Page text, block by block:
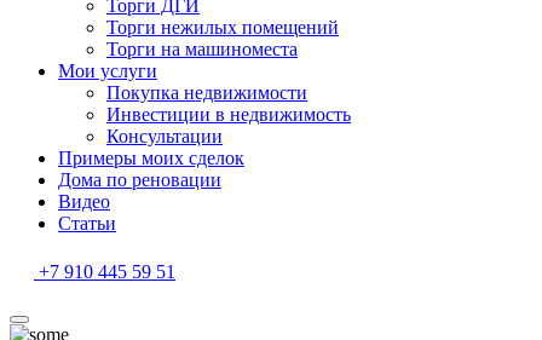
Торги ДГИ
Торги нежилых помещений
Торги на машиноместа
Мои услуги
Покупка недвижимости
Инвестиции в недвижимость
Консультации
Примеры моих сделок
Дома по реновации
Видео
Статьи
+7 910 445 59 51